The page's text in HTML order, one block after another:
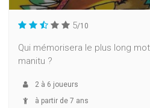
5/10
Qui mémorisera le plus long
manitu ?
2 à 6 joueurs
à partir de 7 ans